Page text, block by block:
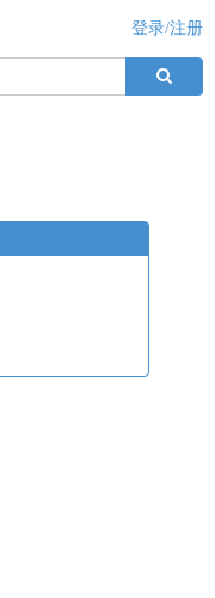
登录/注册